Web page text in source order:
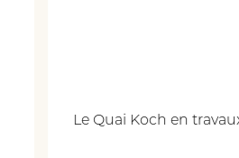
Koch en travaux – Été 2026